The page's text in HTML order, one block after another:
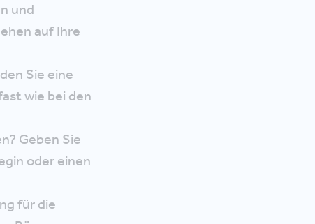
und
auf Ihre
Sie eine
wie bei den
Geben Sie
oder einen
für die